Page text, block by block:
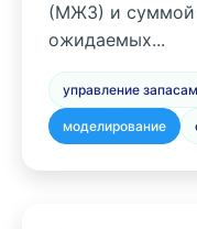
(МЖЗ) и суммой
ожидаемых...
управление
моделирование